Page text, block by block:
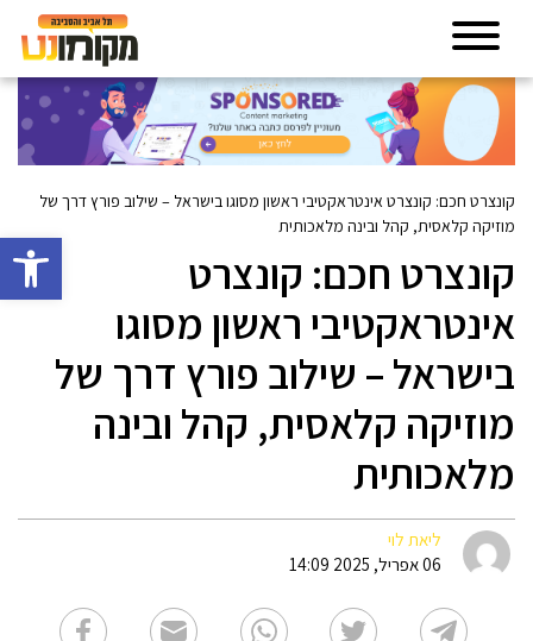
פתח
קונצרט חכם: קונצרט אינטראקטיבי ראשון מסוגו בישראל – שילוב פורץ דרך של
מוזיקה קלאסית, קהל ובינה מלאכותית
קונצרט חכם: קונצרט
אינטראקטיבי ראשון מסוגו
בישראל – שילוב פורץ דרך של
מוזיקה קלאסית, קהל ובינה
מלאכותית
ליאת לוי
06 אפריל, 2025 14:09